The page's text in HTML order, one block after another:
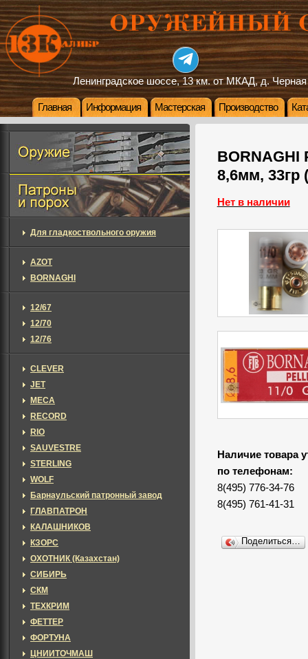
Ленинградское шоссе, 13 км. от МКАД, д. Черная
Главная Информация Мастерская Производство
BORNAGHI
8,6мм, 33гр
Нет в наличии
Наличие товара
по телефонам:
8(495) 776-34-76
8(495) 761-41-31
Поделиться…
Для гладкоствольного оружия
AZOT
BORNAGHI
12/67
12/70
12/76
CLEVER
JET
MECA
RECORD
RIO
SAUVESTRE
STERLING
WOLF
Барнаульский патронный завод
ГЛАВПАТРОН
КАЛАШНИКОВ
КЗОРС
ОХОТНИК (Казахстан)
СИБИРЬ
СКМ
ТЕХКРИМ
ФЕТТЕР
ФОРТУНА
ЦНИИТОЧМАШ